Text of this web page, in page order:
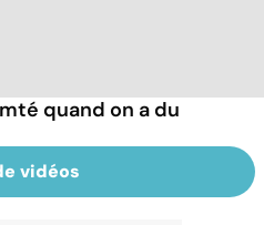
quand on a du
vidéos